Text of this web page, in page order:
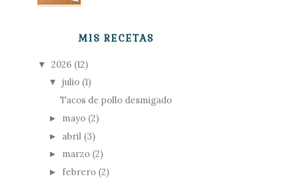
MIS RECETAS
▼ 2026 (12)
▼ julio (1)
Tacos de pollo desmigado
► mayo (2)
► abril (3)
► marzo (2)
► febrero (2)